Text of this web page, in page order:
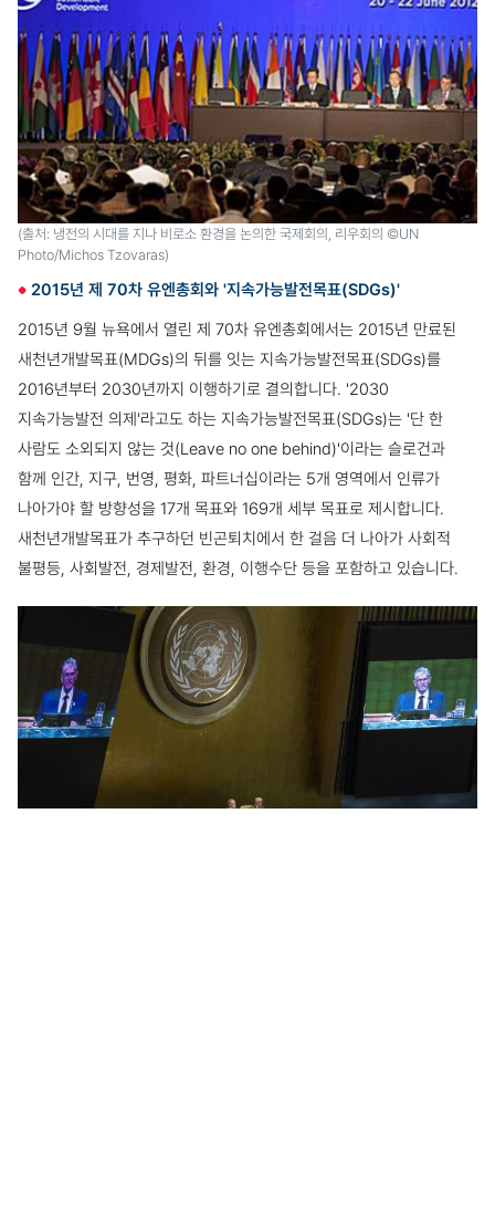
(출처: 냉전의 시대를 지나 비로소 환경을 논의한 국제회의, 리우회의 ©UN
Photo/Michos Tzovaras)
2015년 제 70차 유엔총회와 '지속가능발전목표(SDGs)'
2015년 9월 뉴욕에서 열린 제 70차 유엔총회에서는 2015년 만료된
새천년개발목표(MDGs)의 뒤를 잇는 지속가능발전목표(SDGs)를
2016년부터 2030년까지 이행하기로 결의합니다. '2030
지속가능발전 의제'라고도 하는 지속가능발전목표(SDGs)는 '단 한
사람도 소외되지 않는 것(Leave no one behind)'이라는 슬로건과
함께 인간, 지구, 번영, 평화, 파트너십이라는 5개 영역에서 인류가
나아가야 할 방향성을 17개 목표와 169개 세부 목표로 제시합니다.
새천년개발목표가 추구하던 빈곤퇴치에서 한 걸음 더 나아가 사회적
불평등, 사회발전, 경제발전, 환경, 이행수단 등을 포함하고 있습니다.